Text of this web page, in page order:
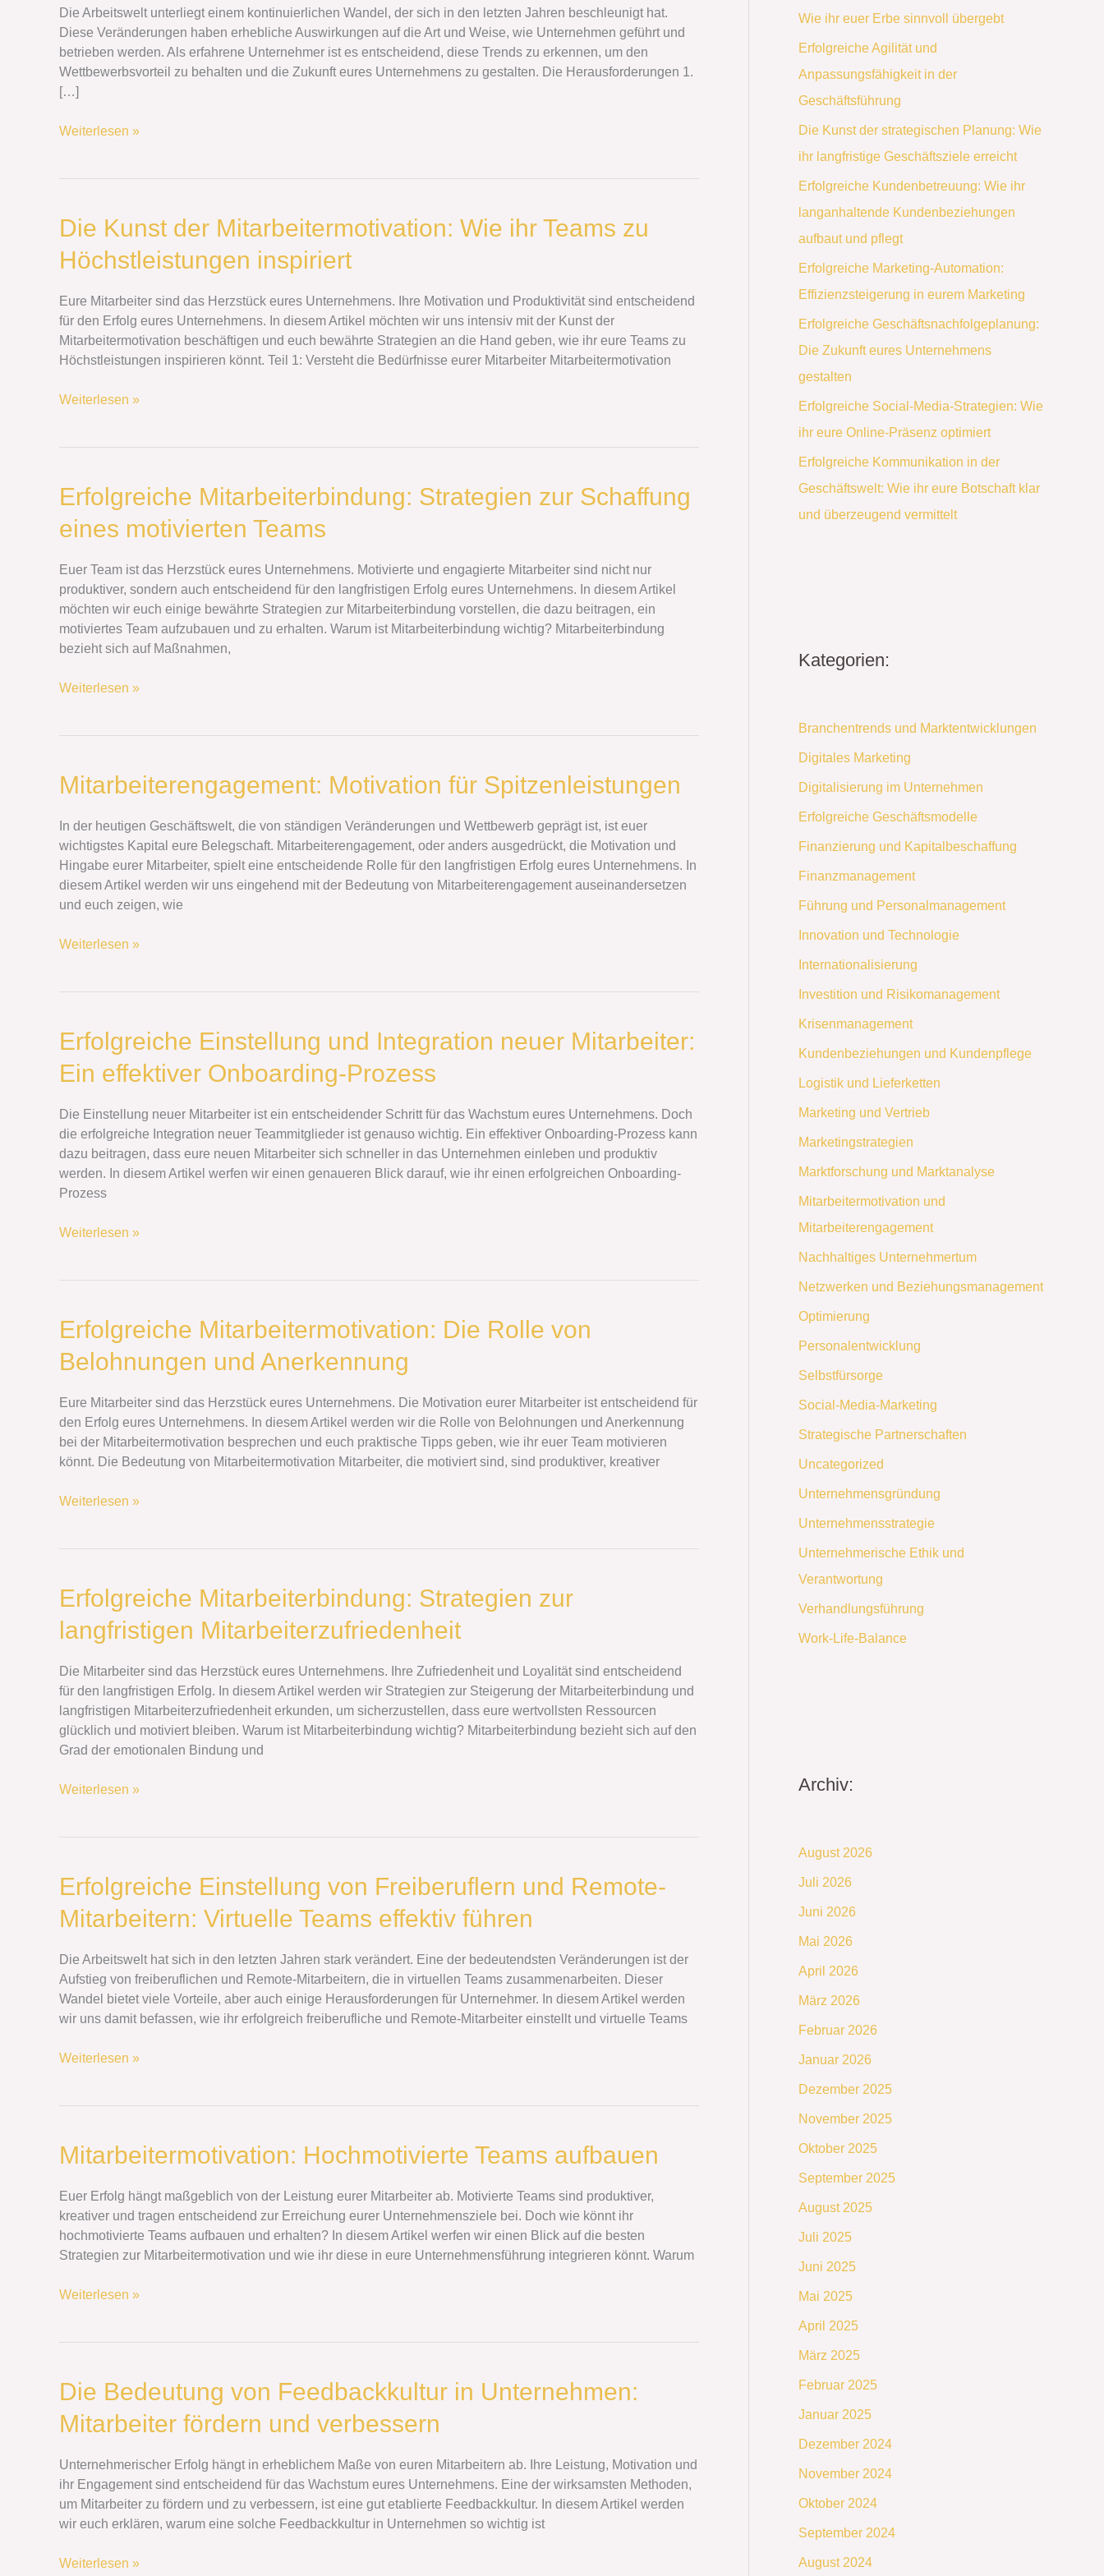
Die Arbeitswelt unterliegt einem kontinuierlichen Wandel, der sich in den letzten Jahren beschleunigt hat.
Diese Veränderungen haben erhebliche Auswirkungen auf die Art und Weise, wie Unternehmen geführt und
betrieben werden. Als erfahrene Unternehmer ist es entscheidend, diese Trends zu erkennen, um den
Wettbewerbsvorteil zu behalten und die Zukunft eures Unternehmens zu gestalten. Die Herausforderungen 1.
[…]
Neue
Herausforderungen
und
Chancen
für
Unternehmer
Weiterlesen »
Die Kunst der Mitarbeitermotivation: Wie ihr Teams zu
Höchstleistungen inspiriert
Eure Mitarbeiter sind das Herzstück eures Unternehmens. Ihre Motivation und Produktivität sind entscheidend
für den Erfolg eures Unternehmens. In diesem Artikel möchten wir uns intensiv mit der Kunst der
Mitarbeitermotivation beschäftigen und euch bewährte Strategien an die Hand geben, wie ihr eure Teams zu
Höchstleistungen inspirieren könnt. Teil 1: Versteht die Bedürfnisse eurer Mitarbeiter Mitarbeitermotivation
Die
Kunst
der
Wie
ihr
Teams
zu
inspiriert
Weiterlesen »
Erfolgreiche Mitarbeiterbindung: Strategien zur Schaffung
eines motivierten Teams
Euer Team ist das Herzstück eures Unternehmens. Motivierte und engagierte Mitarbeiter sind nicht nur
produktiver, sondern auch entscheidend für den langfristigen Erfolg eures Unternehmens. In diesem Artikel
möchten wir euch einige bewährte Strategien zur Mitarbeiterbindung vorstellen, die dazu beitragen, ein
motiviertes Team aufzubauen und zu erhalten. Warum ist Mitarbeiterbindung wichtig? Mitarbeiterbindung
bezieht sich auf Maßnahmen,
Erfolgreiche
Mitarbeiterbindung:
Strategien
Schaffung
eines
motivierten
Teams
Weiterlesen »
Mitarbeiterengagement: Motivation für Spitzenleistungen
In der heutigen Geschäftswelt, die von ständigen Veränderungen und Wettbewerb geprägt ist, ist euer
wichtigstes Kapital eure Belegschaft. Mitarbeiterengagement, oder anders ausgedrückt, die Motivation und
Hingabe eurer Mitarbeiter, spielt eine entscheidende Rolle für den langfristigen Erfolg eures Unternehmens. In
diesem Artikel werden wir uns eingehend mit der Bedeutung von Mitarbeiterengagement auseinandersetzen
und euch zeigen, wie
Mitarbeiterengagement:
Motivation
Spitzenleistungen
Weiterlesen »
Erfolgreiche Einstellung und Integration neuer Mitarbeiter:
Ein effektiver Onboarding-Prozess
Die Einstellung neuer Mitarbeiter ist ein entscheidender Schritt für das Wachstum eures Unternehmens. Doch
die erfolgreiche Integration neuer Teammitglieder ist genauso wichtig. Ein effektiver Onboarding-Prozess kann
dazu beitragen, dass eure neuen Mitarbeiter sich schneller in das Unternehmen einleben und produktiv
werden. In diesem Artikel werfen wir einen genaueren Blick darauf, wie ihr einen erfolgreichen Onboarding-
Prozess
Erfolgreiche
Einstellung
und
neuer
Mitarbeiter:
Ein
effektiver
Onboarding-
Weiterlesen »
Erfolgreiche Mitarbeitermotivation: Die Rolle von
Belohnungen und Anerkennung
Eure Mitarbeiter sind das Herzstück eures Unternehmens. Die Motivation eurer Mitarbeiter ist entscheidend für
den Erfolg eures Unternehmens. In diesem Artikel werden wir die Rolle von Belohnungen und Anerkennung
bei der Mitarbeitermotivation besprechen und euch praktische Tipps geben, wie ihr euer Team motivieren
könnt. Die Bedeutung von Mitarbeitermotivation Mitarbeiter, die motiviert sind, sind produktiver, kreativer
Erfolgreiche
Mitarbeitermotivation:
Die
von
Belohnungen
und
Anerkennung
Weiterlesen »
Erfolgreiche Mitarbeiterbindung: Strategien zur
langfristigen Mitarbeiterzufriedenheit
Die Mitarbeiter sind das Herzstück eures Unternehmens. Ihre Zufriedenheit und Loyalität sind entscheidend
für den langfristigen Erfolg. In diesem Artikel werden wir Strategien zur Steigerung der Mitarbeiterbindung und
langfristigen Mitarbeiterzufriedenheit erkunden, um sicherzustellen, dass eure wertvollsten Ressourcen
glücklich und motiviert bleiben. Warum ist Mitarbeiterbindung wichtig? Mitarbeiterbindung bezieht sich auf den
Grad der emotionalen Bindung und
Erfolgreiche
Mitarbeiterbindung:
Strategien
langfristigen
Mitarbeiterzufriedenheit
Weiterlesen »
Erfolgreiche Einstellung von Freiberuflern und Remote-
Mitarbeitern: Virtuelle Teams effektiv führen
Die Arbeitswelt hat sich in den letzten Jahren stark verändert. Eine der bedeutendsten Veränderungen ist der
Aufstieg von freiberuflichen und Remote-Mitarbeitern, die in virtuellen Teams zusammenarbeiten. Dieser
Wandel bietet viele Vorteile, aber auch einige Herausforderungen für Unternehmer. In diesem Artikel werden
wir uns damit befassen, wie ihr erfolgreich freiberufliche und Remote-Mitarbeiter einstellt und virtuelle Teams
Erfolgreiche
Einstellung
von
und
Remote-
Mitarbeitern:
Virtuelle
effektiv
Weiterlesen »
Mitarbeitermotivation: Hochmotivierte Teams aufbauen
Euer Erfolg hängt maßgeblich von der Leistung eurer Mitarbeiter ab. Motivierte Teams sind produktiver,
kreativer und tragen entscheidend zur Erreichung eurer Unternehmensziele bei. Doch wie könnt ihr
hochmotivierte Teams aufbauen und erhalten? In diesem Artikel werfen wir einen Blick auf die besten
Strategien zur Mitarbeitermotivation und wie ihr diese in eure Unternehmensführung integrieren könnt. Warum
Mitarbeitermotivation:
Hochmotivierte
Weiterlesen »
Die Bedeutung von Feedbackkultur in Unternehmen:
Mitarbeiter fördern und verbessern
Unternehmerischer Erfolg hängt in erheblichem Maße von euren Mitarbeitern ab. Ihre Leistung, Motivation und
ihr Engagement sind entscheidend für das Wachstum eures Unternehmens. Eine der wirksamsten Methoden,
um Mitarbeiter zu fördern und zu verbessern, ist eine gut etablierte Feedbackkultur. In diesem Artikel werden
wir euch erklären, warum eine solche Feedbackkultur in Unternehmen so wichtig ist
Die
Bedeutung
von
in
Unternehmen:
Mitarbeiter
fördern
verbessern
Weiterlesen »
Wie ihr euer Erbe sinnvoll übergebt
Erfolgreiche Agilität und
Anpassungsfähigkeit in der
Geschäftsführung
Die Kunst der strategischen Planung: Wie
ihr langfristige Geschäftsziele erreicht
Erfolgreiche Kundenbetreuung: Wie ihr
langanhaltende Kundenbeziehungen
aufbaut und pflegt
Erfolgreiche Marketing-Automation:
Effizienzsteigerung in eurem Marketing
Erfolgreiche Geschäftsnachfolgeplanung:
Die Zukunft eures Unternehmens
gestalten
Erfolgreiche Social-Media-Strategien: Wie
ihr eure Online-Präsenz optimiert
Erfolgreiche Kommunikation in der
Geschäftswelt: Wie ihr eure Botschaft klar
und überzeugend vermittelt
Kategorien:
Branchentrends und Marktentwicklungen
Digitales Marketing
Digitalisierung im Unternehmen
Erfolgreiche Geschäftsmodelle
Finanzierung und Kapitalbeschaffung
Finanzmanagement
Führung und Personalmanagement
Innovation und Technologie
Internationalisierung
Investition und Risikomanagement
Krisenmanagement
Kundenbeziehungen und Kundenpflege
Logistik und Lieferketten
Marketing und Vertrieb
Marketingstrategien
Marktforschung und Marktanalyse
Mitarbeitermotivation und
Mitarbeiterengagement
Nachhaltiges Unternehmertum
Netzwerken und Beziehungsmanagement
Optimierung
Personalentwicklung
Selbstfürsorge
Social-Media-Marketing
Strategische Partnerschaften
Uncategorized
Unternehmensgründung
Unternehmensstrategie
Unternehmerische Ethik und
Verantwortung
Verhandlungsführung
Work-Life-Balance
Archiv:
August 2026
Juli 2026
Juni 2026
Mai 2026
April 2026
März 2026
Februar 2026
Januar 2026
Dezember 2025
November 2025
Oktober 2025
September 2025
August 2025
Juli 2025
Juni 2025
Mai 2025
April 2025
März 2025
Februar 2025
Januar 2025
Dezember 2024
November 2024
Oktober 2024
September 2024
August 2024